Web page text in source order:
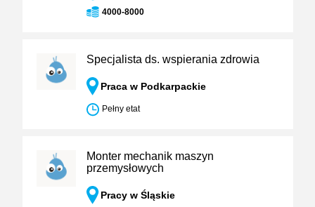
4000-8000
Specjalista ds. wspierania zdrowia
Praca w Podkarpackie
Pełny etat
Monter mechanik maszyn
przemysłowych
Pracy w Śląskie